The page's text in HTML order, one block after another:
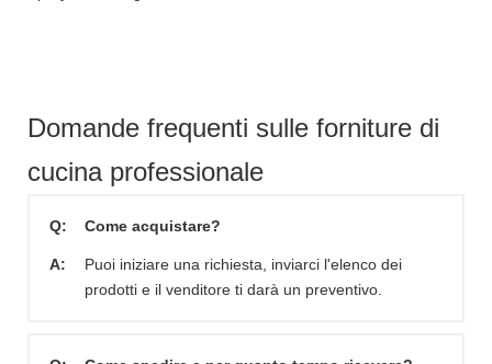
Domande frequenti sulle forniture di
cucina professionale
Q: Come acquistare?
A:
Puoi iniziare una richiesta, inviarci l'elenco dei
prodotti e il venditore ti darà un preventivo.